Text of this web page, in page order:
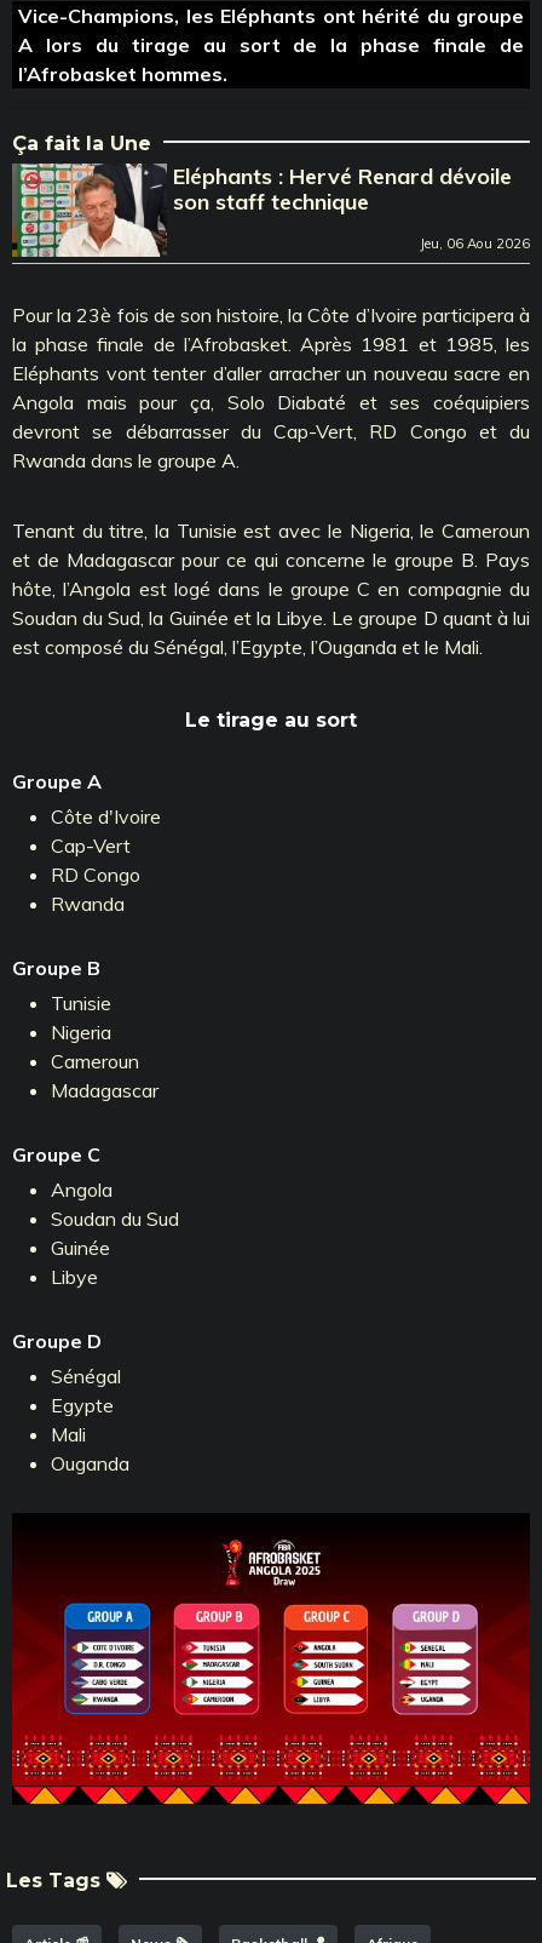
Vice-Champions, les Eléphants ont hérité du groupe
A lors du tirage au sort de la phase finale de
l’Afrobasket hommes.
Ça fait la Une
Eléphants : Hervé Renard dévoile
son staff technique
Jeu, 06 Aou 2026
Pour la 23è fois de son histoire, la Côte d’Ivoire participera à
la phase finale de l’Afrobasket. Après 1981 et 1985, les
Eléphants vont tenter d’aller arracher un nouveau sacre en
Angola mais pour ça, Solo Diabaté et ses coéquipiers
devront se débarrasser du Cap-Vert, RD Congo et du
Rwanda dans le groupe A.
Tenant du titre, la Tunisie est avec le Nigeria, le Cameroun
et de Madagascar pour ce qui concerne le groupe B. Pays
hôte, l’Angola est logé dans le groupe C en compagnie du
Soudan du Sud, la Guinée et la Libye. Le groupe D quant à lui
est composé du Sénégal, l’Egypte, l’Ouganda et le Mali.
Le tirage au sort
Groupe A
Côte d'Ivoire
Cap-Vert
RD Congo
Rwanda
Groupe B
Tunisie
Nigeria
Cameroun
Madagascar
Groupe C
Angola
Soudan du Sud
Guinée
Libye
Groupe D
Sénégal
Egypte
Mali
Ouganda
Les Tags